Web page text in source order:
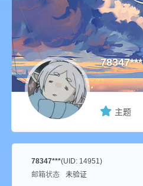
Mi
ne
78347***
主题
78347***(UID: 14951)
邮箱状态
未验证